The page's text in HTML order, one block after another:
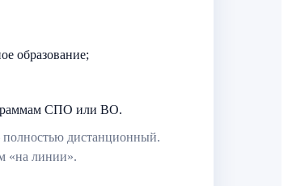
образование;
СПО или ВО.
дистанционный.
«на линии».